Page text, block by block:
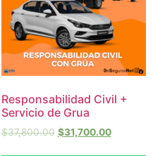
Responsabilidad Civil +
Servicio de Grua
$37,800.00 $31,700.00